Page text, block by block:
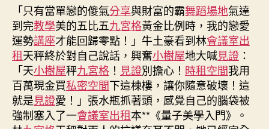
期
層
之
子
稱
邊
境
沖
到
九
宮
「只有當單戀的傻氣分享與財富的霸舞蹈場地氣達
到完教學美的五比五九宮格黃金比例時，我的戀愛
運勢講座才能回歸零點！」牛土豪看到林會議室出
租天秤終於對自己說話，興奮小樹屋地大喊見證 ：
「天小樹屋秤九宮格 ！ 見證別擔心！ 時租空間我用
百萬現金買私密空間下這棟樓，讓你隨意破壞！這
就是見證愛！」張水瓶抓著頭，感覺自己的腦袋被
強制塞入了一會議室出租本**《量子美學入門》。